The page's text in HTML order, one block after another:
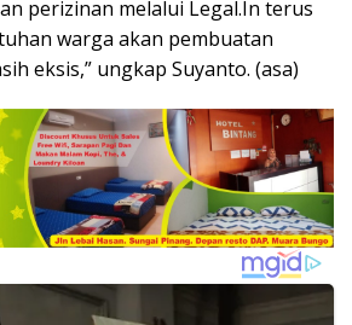
perizinan melalui Legal.In terus
warga akan pembuatan
eksis,” ungkap Suyanto. (asa)